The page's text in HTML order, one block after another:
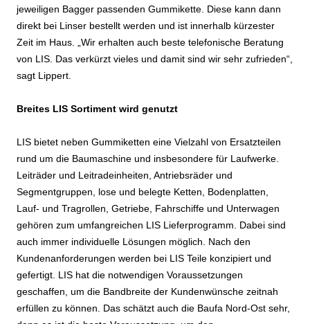
jeweiligen Bagger passenden Gummikette. Diese kann dann
direkt bei Linser bestellt werden und ist innerhalb kürzester
Zeit im Haus. „Wir erhalten auch beste telefonische Beratung
von LIS. Das verkürzt vieles und damit sind wir sehr zufrieden“,
sagt Lippert.
Breites LIS Sortiment wird genutzt
LIS bietet neben Gummiketten eine Vielzahl von Ersatzteilen
rund um die Baumaschine und insbesondere für Laufwerke.
Leiträder und Leitradeinheiten, Antriebsräder und
Segmentgruppen, lose und belegte Ketten, Bodenplatten,
Lauf- und Tragrollen, Getriebe, Fahrschiffe und Unterwagen
gehören zum umfangreichen LIS Lieferprogramm. Dabei sind
auch immer individuelle Lösungen möglich. Nach den
Kundenanforderungen werden bei LIS Teile konzipiert und
gefertigt. LIS hat die notwendigen Voraussetzungen
geschaffen, um die Bandbreite der Kundenwünsche zeitnah
erfüllen zu können. Das schätzt auch die Baufa Nord-Ost sehr,